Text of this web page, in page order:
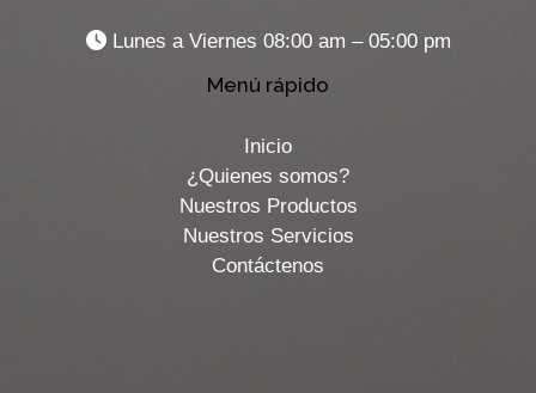
Lunes a Viernes 08:00 am – 05:00 pm
Menú rápido
Inicio
¿Quienes somos?
Nuestros Productos
Nuestros Servicios
Contáctenos